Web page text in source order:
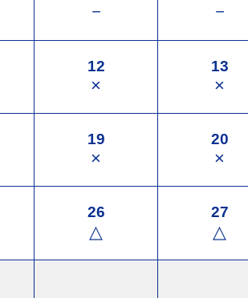
－ －
12
×
13
×
19
×
20
×
26
△
27
△